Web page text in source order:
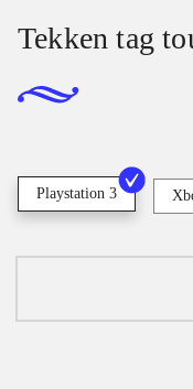
Tekken tag
Playstation 3